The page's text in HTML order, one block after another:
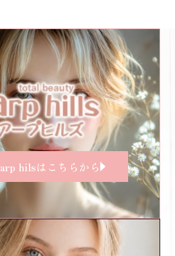
arp hilsはこちらから